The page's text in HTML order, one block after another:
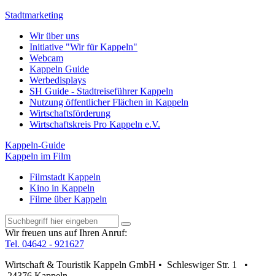
Stadtmarketing
Wir über uns
Initiative "Wir für Kappeln"
Webcam
Kappeln Guide
Werbedisplays
SH Guide - Stadtreiseführer Kappeln
Nutzung öffentlicher Flächen in Kappeln
Wirtschaftsförderung
Wirtschaftskreis Pro Kappeln e.V.
Kappeln-Guide
Kappeln im Film
Filmstadt Kappeln
Kino in Kappeln
Filme über Kappeln
Wir freuen uns auf Ihren Anruf:
Tel. 04642 - 921627
Wirtschaft & Touristik Kappeln GmbH • Schleswiger Str. 1 •